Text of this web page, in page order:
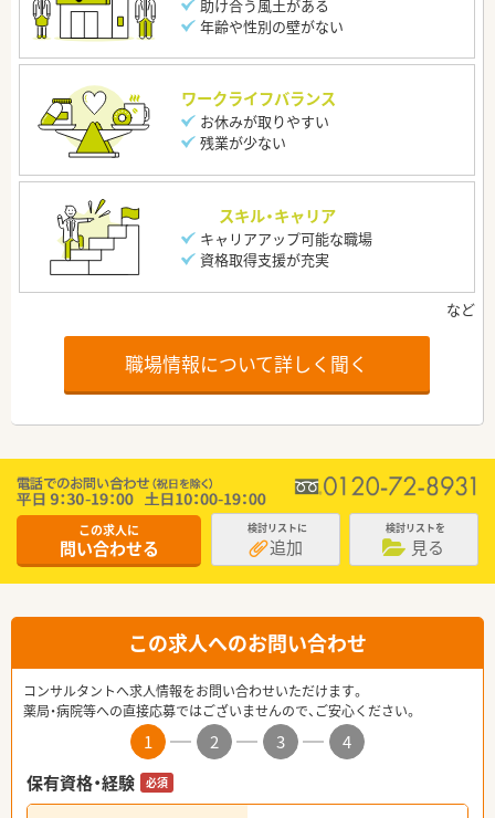
助け合う風土がある
年齢や性別の壁がない
ワークライフバランス
お休みが取りやすい
残業が少ない
スキル・キャリア
キャリアアップ可能な職場
資格取得支援が充実
職場情報について詳しく聞く
この求人に
問い合わせる
検討リストに
追加
検討リストを
見る
この求人へのお問い合わせ
コンサルタントへ求人情報をお問い合わせいただけます。
薬局・病院等への直接応募ではございませんので、ご安心ください。
1 2 3
4
保有資格・経験
必須